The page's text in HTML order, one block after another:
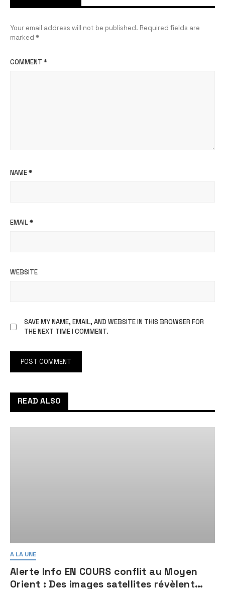
Your email address will not be published. Required fields are
marked *
COMMENT *
NAME*
EMAIL*
WEBSITE
SAVE MY NAME, EMAIL, AND WEBSITE IN THIS BROWSER FOR
THE NEXT TIME I COMMENT.
READ ALSO
A LA UNE
Alerte Info EN COURS conflit au Moyen
Orient : Des images satellites révèlent